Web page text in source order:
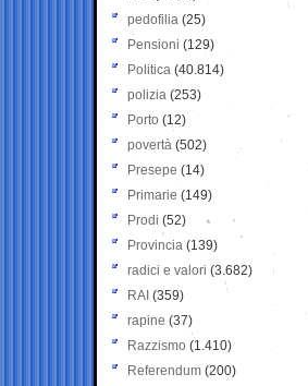
pedofilia (25)
Pensioni (129)
Politica (40.814)
polizia (253)
Porto (12)
povertà (502)
Presepe (14)
Primarie (149)
Prodi (52)
Provincia (139)
radici e valori (3.682)
RAI (359)
rapine (37)
Razzismo (1.410)
Referendum (200)